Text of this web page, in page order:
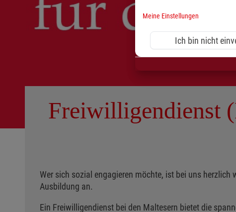
Freiwilligendienst
Wer sich sozial engagieren möchte, ist bei uns herzlich
Ausbildung an.
Ein Freiwilligendienst bei den Maltesern bietet die
Meine Einstellungen
Ich bin nicht